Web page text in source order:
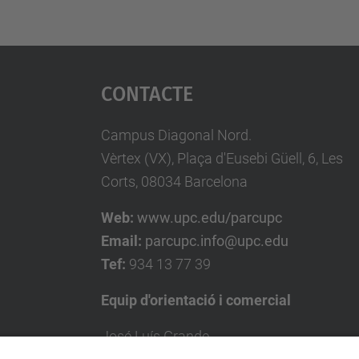
Contacte
Campus Diagonal Nord.
Vèrtex (VX), Plaça d'Eusebi Güell, 6, Les
Corts, 08034 Barcelona
Web: www.upc.edu/parcupc
Email: parcupc.info@upc.edu
Tef: 934 13 77 39
Equip d'orientació i comercial
José Luís Grande